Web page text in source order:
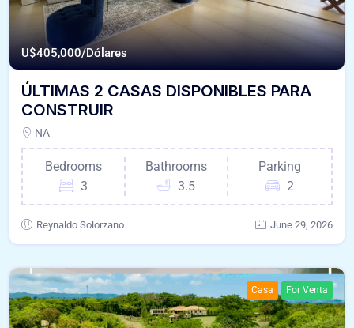
U$405,000/Dólares
ÚLTIMAS 2 CASAS DISPONIBLES PARA
CONSTRUIR
NA
Bedrooms
3
Bathrooms
3.5
Parking
2
Reynaldo Solorzano June 29, 2026
Casa For Venta